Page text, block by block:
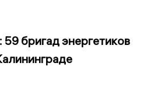
бригад энергетиков